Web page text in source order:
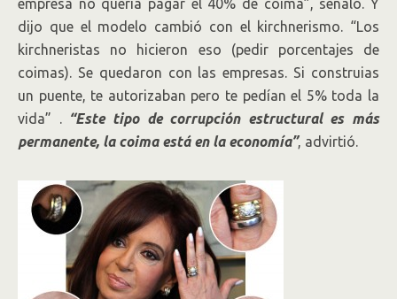
empresa no quería pagar el 40% de coima”, señaló. Y
dijo que el modelo cambió con el kirchnerismo. “Los
kirchneristas no hicieron eso (pedir porcentajes de
coimas). Se quedaron con las empresas. Si construias
un puente, te autorizaban pero te pedían el 5% toda la
vida” . “Este tipo de corrupción estructural es más
permanente, la coima está en la economía”, advirtió.